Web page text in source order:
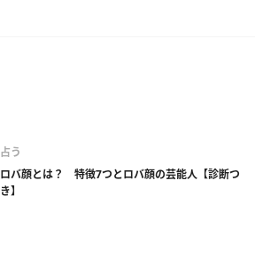
占う
ロバ顔とは？ 特徴7つとロバ顔の芸能人【診断つ
き】